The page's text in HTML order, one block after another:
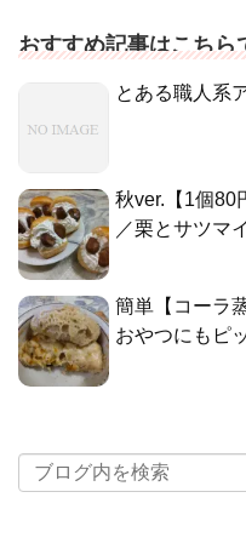
おすすめ記事はこちら
とある職人系
秋ver.【1個80
／栗とサツマ
簡単【コーラ
おやつにもピ